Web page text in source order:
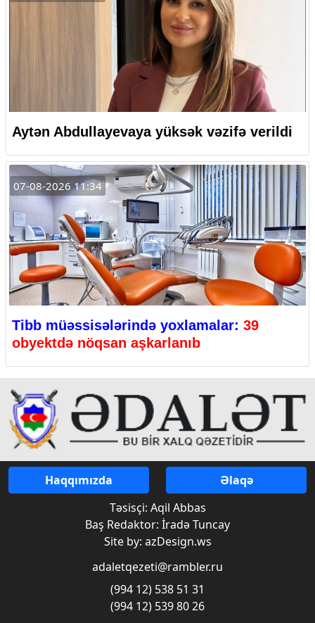
Aytən Abdullayevaya yüksək vəzifə verildi
07-08-2026 11:34
Tibb müəssisələrində yoxlamalar: 39
obyektdə nöqsan aşkarlanıb
Haqqımızda
Əlaqə
Təsisçi: Aqil Abbas
Baş Redaktor: İradə Tuncay
Site by: azDesign.ws
adaletqezeti@rambler.ru
(994 12) 538 51 31
(994 12) 539 80 26